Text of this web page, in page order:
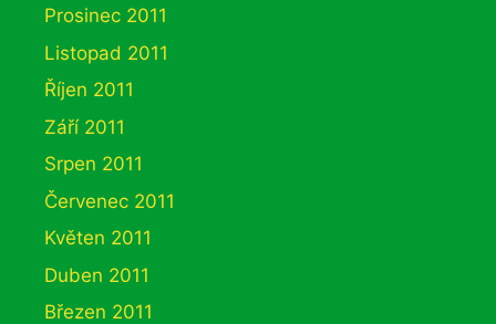
Prosinec 2011
Listopad 2011
Říjen 2011
Září 2011
Srpen 2011
Červenec 2011
Květen 2011
Duben 2011
Březen 2011